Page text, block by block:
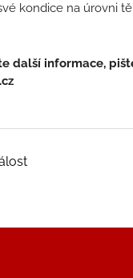
kondice na úrovni
další informace,